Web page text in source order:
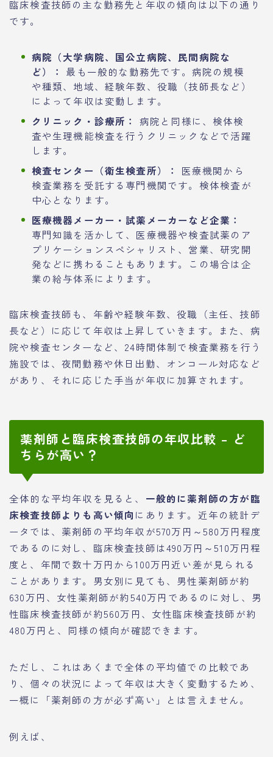
臨床検査技師の主な勤務先と年収の傾向は以下の通り
です。
病院（大学病院、国公立病院、民間病院な
ど）：
最も一般的な勤務先です。病院の規模
や種類、地域、経験年数、役職（技師長など）
によって年収は変動します。
クリニック・診療所：
病院と同様に、検体検
査や生理機能検査を行うクリニックなどで活躍
します。
検査センター（衛生検査所）：
医療機関から
検査業務を受託する専門機関です。検体検査が
中心となります。
医療機器メーカー・試薬メーカーなど企業：
専門知識を活かして、医療機器や検査試薬のア
プリケーションスペシャリスト、営業、研究開
発などに携わることもあります。この場合は企
業の給与体系によります。
臨床検査技師も、年齢や経験年数、役職（主任、技師
長など）に応じて年収は上昇していきます。また、病
院や検査センターなど、24時間体制で検査業務を行う
施設では、夜間勤務や休日出勤、オンコール対応など
があり、それに応じた手当が年収に加算されます。
薬剤師と臨床検査技師の年収比較 – ど
ちらが高い？
全体的な平均年収を見ると、 一般的に薬剤師の方が臨
床検査技師よりも高い傾向 にあります。近年の統計デ
ータでは、薬剤師の平均年収が570万円～580万円程度
であるのに対し、臨床検査技師は490万円～510万円程
度と、年間で数十万円から100万円近い差が見られる
ことがあります。男女別に見ても、男性薬剤師が約
630万円、女性薬剤師が約540万円であるのに対し、男
性臨床検査技師が約560万円、女性臨床検査技師が約
480万円と、同様の傾向が確認できます。
ただし、これはあくまで全体の平均値での比較であ
り、個々の状況によって年収は大きく変動するため、
一概に「薬剤師の方が必ず高い」とは言えません。
例えば、